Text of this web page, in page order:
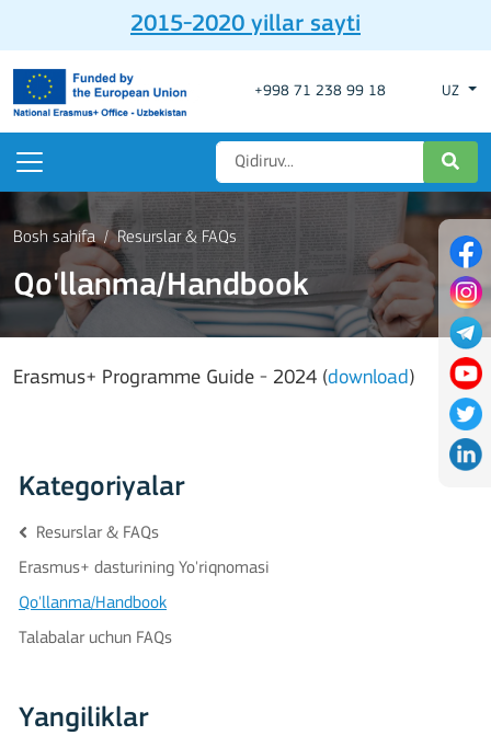
2015-2020 yillar sayti
+998 71 238 99 18 UZ
Bosh sahifa Resurslar & FAQs
Qo'llanma/Handbook
Erasmus+ Programme Guide - 2024 (download)
Kategoriyalar
Resurslar & FAQs
Erasmus+ dasturining Yo'riqnomasi
Qo'llanma/Handbook
Talabalar uchun FAQs
Yangiliklar